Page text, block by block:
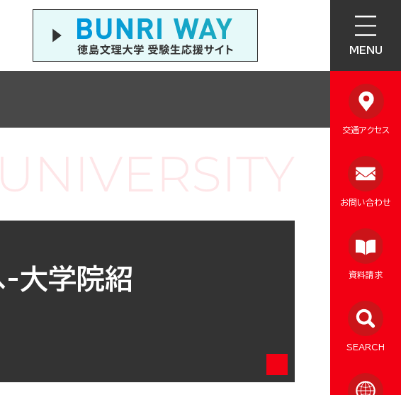
MENU
交通アクセス
お問い合わせ
資料請求
SEARCH
-大学院紹